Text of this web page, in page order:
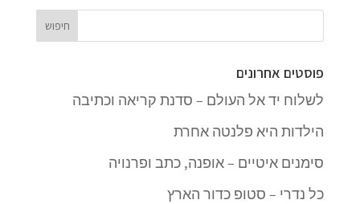
פוסטים אחרונים
לשלוח יד אל העולם – סדנת קריאה וכתיבה
הילדות היא פלנטה אחרת
סימנים איטיים – אופנה, כתב ופרנויה
כל נדרי – סטופ כדור הארץ